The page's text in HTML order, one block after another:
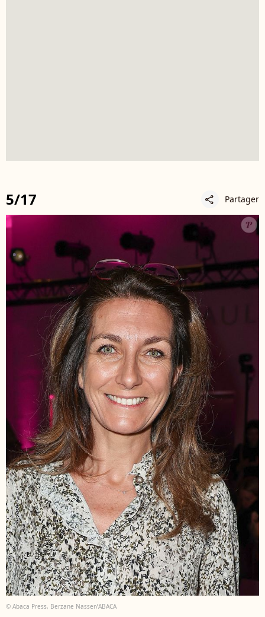
5/17 share Partager
© Abaca Press, Berzane Nasser/ABACA